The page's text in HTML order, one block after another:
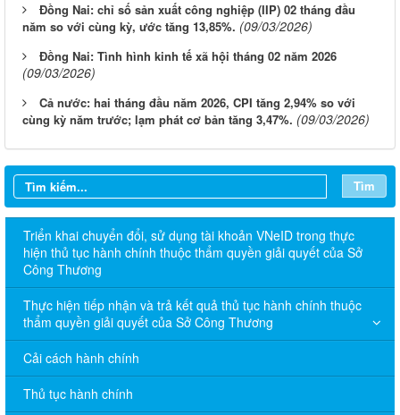
Đồng Nai: chỉ số sản xuất công nghiệp (IIP) 02 tháng đầu
năm so với cùng kỳ, ước tăng 13,85%. (09/03/2026)
Đồng Nai: Tình hình kinh tế xã hội tháng 02 năm 2026
(09/03/2026)
Cả nước: hai tháng đầu năm 2026, CPI tăng 2,94% so với
cùng kỳ năm trước; lạm phát cơ bản tăng 3,47%. (09/03/2026)
Tìm
Triển khai chuyển đổi, sử dụng tài khoản VNeID trong thực
hiện thủ tục hành chính thuộc thẩm quyền giải quyết của Sở
Công Thương
Thực hiện tiếp nhận và trả kết quả thủ tục hành chính thuộc
thẩm quyền giải quyết của Sở Công Thương
Cải cách hành chính
Thủ tục hành chính